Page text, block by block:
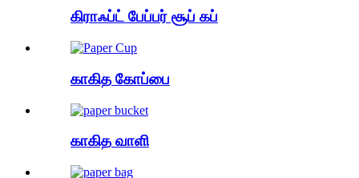
கிராஃப்ட் பேப்பர் சூப் கப்
காகித கோப்பை
காகித வாளி